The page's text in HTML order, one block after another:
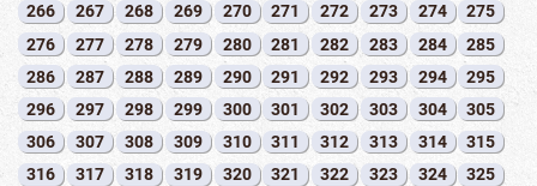
266
267 268 269 270 271 272 273 274
275
276
277 278 279 280 281 282 283 284
285
286
287 288 289 290 291 292 293 294
295
296
297 298 299 300 301 302 303 304
305
306
307 308 309 310 311 312 313 314
315
316
317 318 319 320 321 322 323 324
325